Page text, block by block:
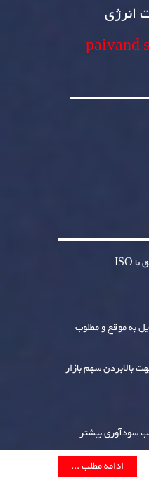
انرژی
paivand
خط مشی سیستم مدیریت یکپارچه شرکت مطابق با ISO
به موقع و مطلوب
بالابردن سهم بازار
سودآوری بیشتر
ادامه مطلب ...